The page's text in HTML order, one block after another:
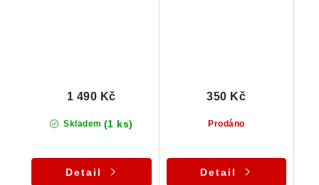
Skladem (1 ks)
1 490 Kč
Detail
Prodáno
350 Kč
Detail